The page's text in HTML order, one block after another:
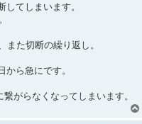
てしまいます。
また切断の繰り返し。
から急にです。
がらなくなってしまいます。